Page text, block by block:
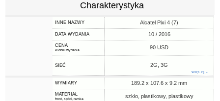
Charakterystyka
INNE NAZWY Alcatel Pixi 4 (7)
DATA WYDANIA 10 / 2016
CENA
w dniu wydania 90 USD
SIEĆ 2G, 3G
więcej ↓
WYMIARY 189.2 x 107.6 x 9.2 mm
MATERIAŁ
front, spód, ramka szkło, plastikowy, plastikowy